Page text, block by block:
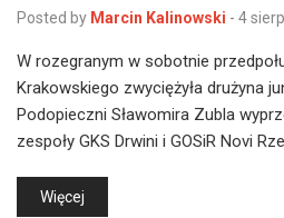
Posted by Marcin Kalinowski - 4
W rozegranym w sobotnie
Krakowskiego zwyciężyła drużyna
Podopieczni Sławomira Zubla
zespoły GKS Drwini i GOSiR Novi
Więcej